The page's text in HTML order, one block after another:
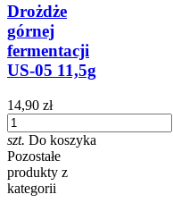
Drożdże
górnej
fermentacji
US-05 11,5g
14,90 zł
szt. Do koszyka
Pozostałe
produkty z
kategorii